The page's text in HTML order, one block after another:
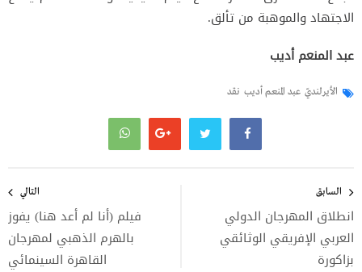
الاجتهاد والموهبة من تألق.
عبد المنعم أديب
الأيرلنديّ عبد المنعم أديب نقد
المقالات
السابق
انطلاق المهرجان الدولي
العربي الإفريقي الوثائقي
بزاكورة
التالي
فيلم (أنا لم أعد هنا) يفوز
بالهرم الذهبي لمهرجان
القاهرة السينمائي